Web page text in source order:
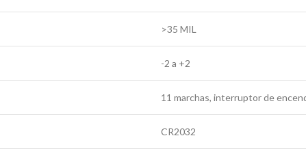
>35 MIL
-2 a +2
11 marchas, interruptor de
CR2032